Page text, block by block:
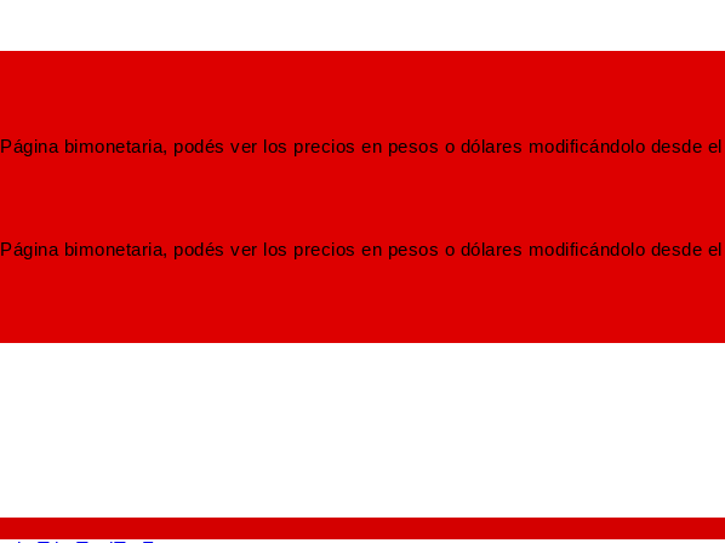
Página bimonetaria, podés ver los precios en pesos o dólares modificándolo desde
Página bimonetaria, podés ver los precios en pesos o dólares modificándolo desde